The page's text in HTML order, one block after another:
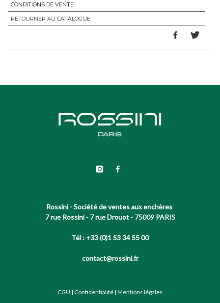
CONDITIONS DE VENTE
RETOURNER AU CATALOGUE
Rossini - Société de ventes aux enchères
7 rue Rossini - 7 rue Drouot - 75009 PARIS
Tél : +33 (0)1 53 34 55 00
contact@rossini.fr
CGU | Confidentialité | Mentions légales